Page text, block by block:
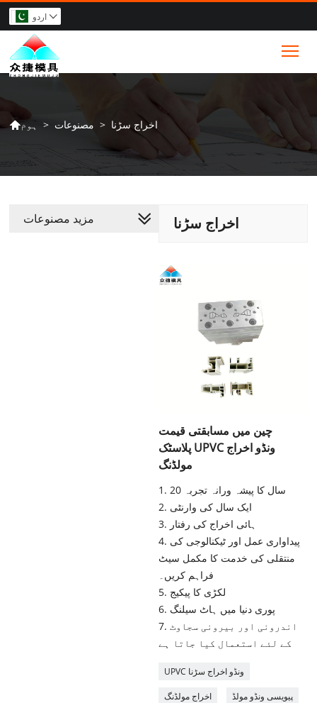
اردو 
ہوم > مصنوعات > اخراج سڑنا
اخراج سڑنا
چین میں مسابقتی قیمت
پلاسٹک UPVC ونڈو اخراج
مولڈنگ
1. 20 سال کا پیشہ ورانہ تجربہ
2. ایک سال کی وارنٹی
3. ہائی اخراج کی رفتار
4. پیداواری عمل اور ٹیکنالوجی کی
منتقلی کی خدمت کا مکمل سیٹ
فراہم کریں۔
5. لکڑی کا پیکیج
6. پوری دنیا میں ہاٹ سیلنگ
7. اندرونی اور بیرونی سجاوٹ
کے لئے استعمال کیا جاتا ہے
UPVC ونڈو اخراج سڑنا
اخراج مولڈنگ پیویسی ونڈو مولڈ
مزید مصنوعات